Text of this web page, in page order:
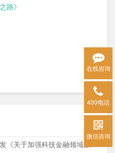
路》
在线咨询
400电话
微信咨询